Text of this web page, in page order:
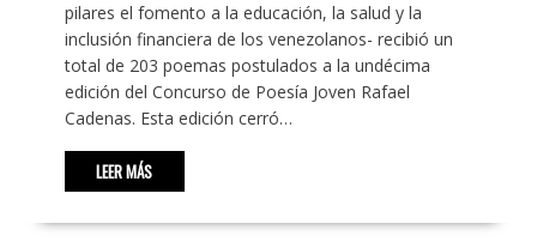
pilares el fomento a la educación, la salud y la
inclusión financiera de los venezolanos- recibió un
total de 203 poemas postulados a la undécima
edición del Concurso de Poesía Joven Rafael
Cadenas. Esta edición cerró…
LEER MÁS